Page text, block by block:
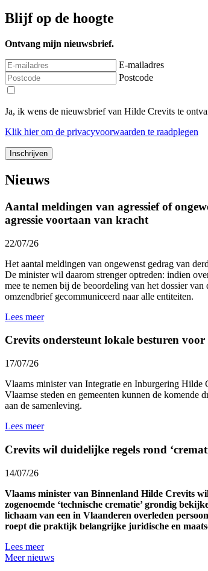
Blijf op de hoogte
Ontvang mijn nieuwsbrief.
E-mailadres
Postcode
Ja, ik wens de nieuwsbrief van Hilde Crevits te
Klik hierom de privacyvoorwaarden te raadplegen
Nieuws
Aantal meldingen van agressief of
agressie voortaan van kracht
22/07/26
Het aantal meldingen van ongewenst gedrag van
De minister wil daarom strenger optreden: indien
mee te nemen bij de beoordeling van het dossier
omzendbrief gecommuniceerd naar alle entiteiten.
Lees meer
Crevits ondersteunt lokale besturen voor
17/07/26
Vlaams minister van Integratie en Inburgering Hilde
Vlaamse steden en gemeenten kunnen de
aan de samenleving.
Lees meer
Crevits wil duidelijke regels rond
14/07/26
Vlaams minister van Binnenland Hilde Crevits
zogenoemde ‘technische crematie’ grondig
lichaam van een in Vlaanderen overleden
roept die praktijk belangrijke juridische en
Lees meer
Meer nieuws